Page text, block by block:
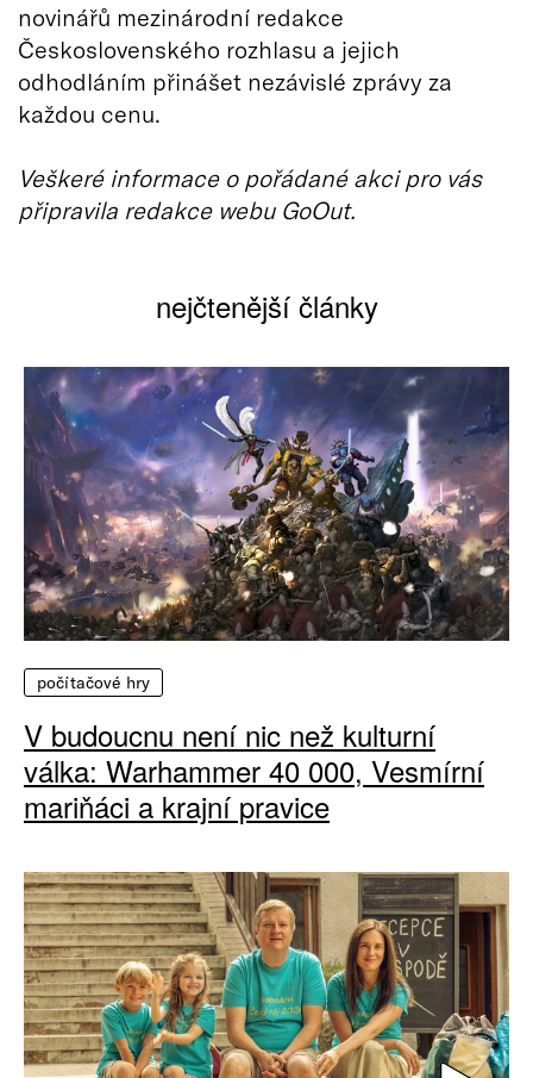
novinářů mezinárodní redakce
Československého rozhlasu a jejich
odhodláním přinášet nezávislé zprávy za
každou cenu.
Veškeré informace o pořádané akci pro vás
připravila redakce webu GoOut.
nejčtenější články
počítačové hry
V budoucnu není nic než kulturní
válka: Warhammer 40 000, Vesmírní
mariňáci a krajní pravice